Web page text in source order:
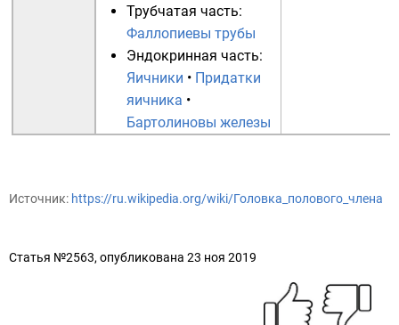
Трубчатая часть:
Фаллопиевы трубы
Эндокринная часть:
Яичники • Придатки
яичника •
Бартолиновы железы
Источник: https://ru.wikipedia.org/wiki/Головка_полового_члена
Статья №2563, опубликована 23 ноя 2019